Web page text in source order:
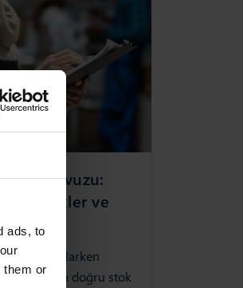
ads, to
them or
kılavuzu:
Örnekler ve
karşılarken
için doğru stok